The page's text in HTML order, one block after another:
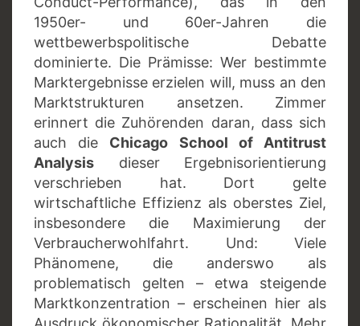
1950er- und 60er-Jahren die
wettbewerbspolitische Debatte
dominierte. Die Prämisse: Wer bestimmte
Marktergebnisse erzielen will, muss an den
Marktstrukturen ansetzen. Zimmer
erinnert die Zuhörenden daran, dass sich
auch die Chicago School of Antitrust
Analysis dieser Ergebnisorientierung
verschrieben hat. Dort gelte
wirtschaftliche Effizienz als oberstes Ziel,
insbesondere die Maximierung der
Verbraucherwohlfahrt. Und: Viele
Phänomene, die anderswo als
problematisch gelten – etwa steigende
Marktkonzentration – erscheinen hier als